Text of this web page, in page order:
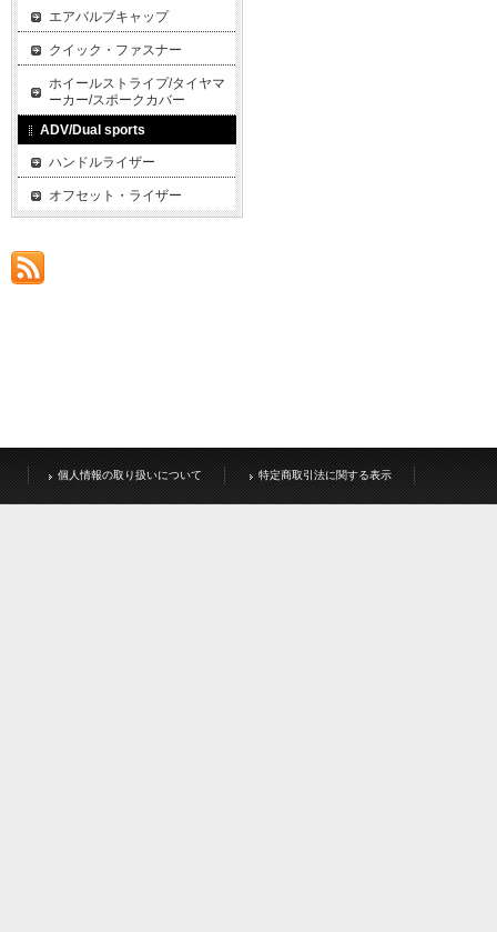
エアバルブキャップ
クイック・ファスナー
ホイールストライプ/タイヤマ
ーカー/スポークカバー
ADV/Dual sports
ハンドルライザー
オフセット・ライザー
個人情報の取り扱いについて 特定商取引法に関する表示